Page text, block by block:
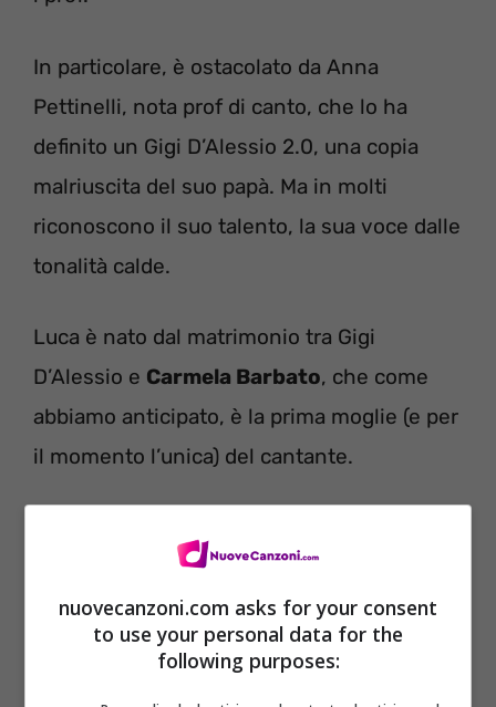
In particolare, è ostacolato da Anna
Pettinelli, nota prof di canto, che lo ha
definito un Gigi D’Alessio 2.0, una copia
malriuscita del suo papà. Ma in molti
riconoscono il suo talento, la sua voce dalle
tonalità calde.
Luca è nato dal matrimonio tra Gigi
D’Alessio e Carmela Barbato, che come
abbiamo anticipato, è la prima moglie (e per
il momento l’unica) del cantante.
D’Alessio; Geolier: testo della canzone
nuovecanzoni.com asks for your consent
to use your personal data for the
following purposes: